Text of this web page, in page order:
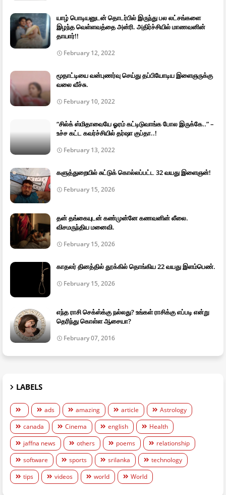
யாழ் பொடியனுடன் தொடர்பில் இருந்து பல லட்சங்களை
இழந்த வெள்ளவத்தை அன்ரி. அதிர்ச்சியில் மாணவனின்
தாயார்!!
February 12, 2022
மூதாட்டியை வன்புணர்வு செய்து தப்பியோடிய இளைஞருக்கு
வலை வீச்சு.
February 10, 2022
“சில்க் ஸ்மிதாவையே ஓரம் கட்டிடுவாங்க போல இருக்கே..” –
உச்ச கட்ட கவர்ச்சியில் தர்ஷா குப்தா..!
February 13, 2022
களுத்துறையில் சுட்டுக் கொல்லப்பட்ட 32 வயது இளைஞன்!
February 15, 2026
தன் தங்கையுடன் கண்முன்னே கணவனின் லீலை.
விசமருந்திய மனைவி.
February 15, 2026
காதலர் தினத்தில் தூக்கில் தொங்கிய 22 வயது இளம்பெண்.
February 15, 2026
எந்த ராசி செக்ஸ்க்கு நல்லது? உங்கள் ராசிக்கு எப்படி என்று
தெரிந்து கொள்ள ஆசையா?
February 07, 2016
LABELS
ads amazing article
Astrology
canada
Cinema english
Health
jaffna news
others poems
relationship
software
sports srilanka
technology
tips
videos world World